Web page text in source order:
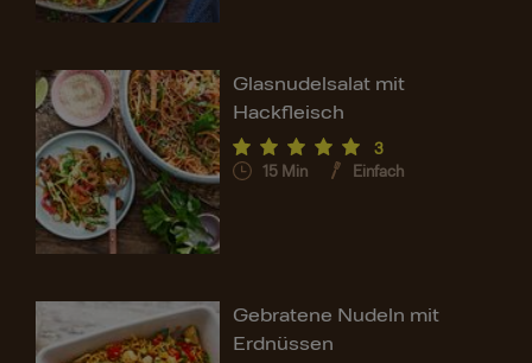
Glasnudelsalat mit
Hackfleisch
3
15 Min Einfach
Gebratene Nudeln mit
Erdnüssen